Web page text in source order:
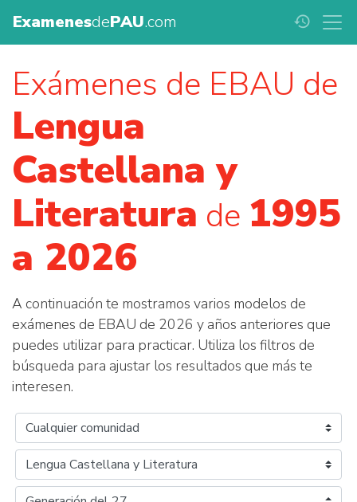
ExamenesdePAU.com history
Exámenes de EBAU de
Lengua
Castellana y
Literatura de 1995
a 2026
A continuación te mostramos varios modelos de
exámenes de EBAU de 2026 y años anteriores que
puedes utilizar para practicar. Utiliza los filtros de
búsqueda para ajustar los resultados que más te
interesen.